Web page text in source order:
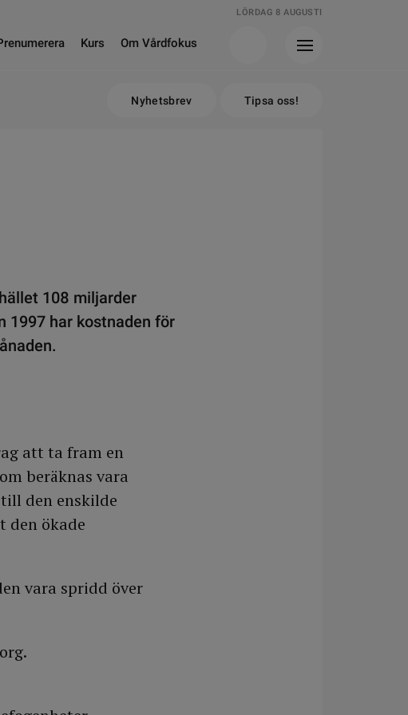
LÖRDAG 8 AUGUSTI
Kurs Om Vårdfokus
Nyhetsbrev Tipsa oss!
108 miljarder
1997 har kostnaden för
att ta fram en
beräknas vara
den enskilde
den ökade
vara spridd över